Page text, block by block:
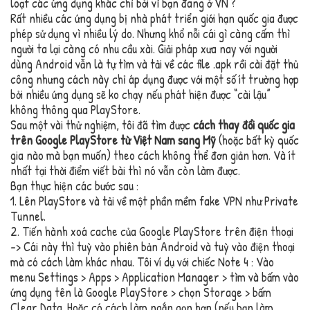
Rất nhiều các ứng dụng bị nhà phát triển giới hạn quốc gia được
phép sử dụng vì nhiều lý do. Nhưng khổ nỗi cái gì càng cấm thì
người ta lại càng có nhu cầu xài. Giải pháp xưa nay với người
dùng Android vẫn là tự tìm và tải về các file .apk rồi cài đặt thủ
công nhưng cách này chỉ áp dụng được với một số ít trường hợp
bởi nhiều ứng dụng sẽ ko chạy nếu phát hiện được “cài lậu”
không thông qua PlayStore.
Sau một vài thử nghiệm, tôi đã tìm được cách thay đổi quốc gia
trên Google PlayStore từ Việt Nam sang Mỹ(hoặc bất kỳ quốc
gia nào mà bạn muốn) theo cách không thể đơn giản hơn. Và ít
nhất tại thời điểm viết bài thì nó vẫn còn làm được.
Bạn thực hiện các bước sau :
1. Lên PlayStore và tải về một phần mềm fake VPN như Private
Tunnel.
2. Tiến hành xoá cache của Google PlayStore trên điện thoại
-> Cái này thì tuỳ vào phiên bản Android và tuỳ vào điện thoại
mà có cách làm khác nhau. Tôi ví dụ với chiếc Note 4 : Vào
menu Settings > Apps > Application Manager > tìm và bấm vào
ứng dụng tên là Google PlayStore > chọn Storage > bấm